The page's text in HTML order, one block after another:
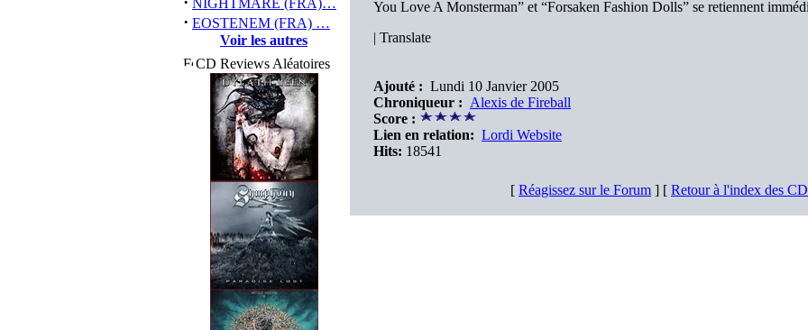
NIGHTMARE (FRA)…
· EOSTENEM (FRA) …
Voir les autres
CD Reviews Aléatoires
You Love A Monsterman” et “Forsaken Fashion Dolls” se retiennent
| Translate
Ajouté : Lundi 10 Janvier 2005
Chroniqueur : Alexis de Fireball
Score :
Lien en relation: Lordi Website
Hits: 18541
[ Réagissez sur le Forum ] [ Retour à l'index des